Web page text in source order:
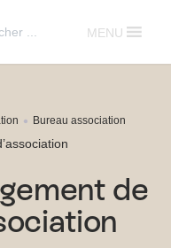
MENU
Bureau association
de